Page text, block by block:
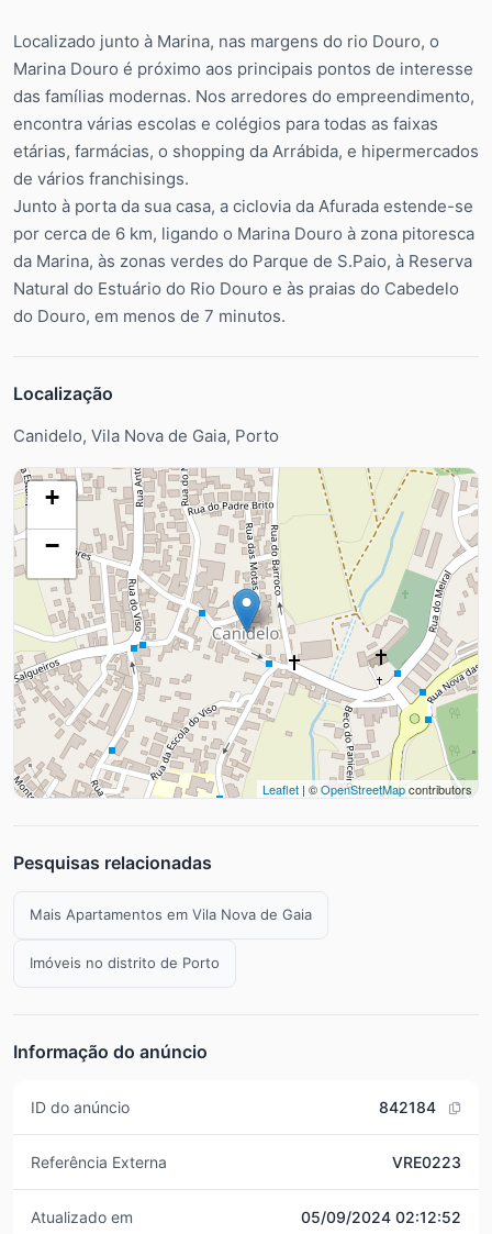
Localizado junto à Marina, nas margens do rio Douro, o
Marina Douro é próximo aos principais pontos de interesse
das famílias modernas. Nos arredores do empreendimento,
encontra várias escolas e colégios para todas as faixas
etárias, farmácias, o shopping da Arrábida, e hipermercados
de vários franchisings.
Junto à porta da sua casa, a ciclovia da Afurada estende-se
por cerca de 6 km, ligando o Marina Douro à zona pitoresca
da Marina, às zonas verdes do Parque de S.Paio, à Reserva
Natural do Estuário do Rio Douro e às praias do Cabedelo
do Douro, em menos de 7 minutos.
Localização
Canidelo, Vila Nova de Gaia, Porto
+
−
Leaflet | ©OpenStreetMapcontributors
Pesquisas relacionadas
Mais Apartamentos em Vila Nova de Gaia
Imóveis no distrito de Porto
Informação do anúncio
ID do anúncio 842184
Referência Externa VRE0223
Atualizado em 05/09/2024 02:12:52